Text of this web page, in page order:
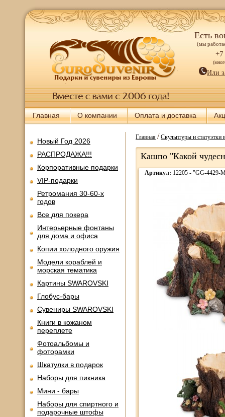
Есть
(мы
+7
Или
Главная О компании Оплата и доставка
Новый Год 2026
РАСПРОДАЖА!!!
Корпоративные подарки
VIP-подарки
Ретромания 30-60-х
годов
Все для покера
Интерьерные фонтаны
для дома и офиса
Копии холодного оружия
Модели кораблей и
морская тематика
Картины SWAROVSKI
Глобус-бары
Сувениры SWAROVSKI
Книги в кожаном
переплете
Фотоальбомы и
фоторамки
Шкатулки в подарок
Наборы для пикника
Мини - бары
Наборы для спиртного и
подарочные штофы
Главная/Скульптуры и статуэтки
Кашпо "Какой
Артикул: 12205 - "GG-4429-